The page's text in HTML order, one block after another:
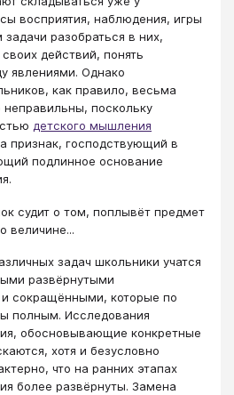
восприятия, наблюдения, игры
разобраться в них,
действий, понять
явлениями. Однако
как правило, весьма
поскольку
детского мышления
признак, господствующий в
подлинное основание
судит о том, поплывёт предмет
величине...
задач школьники учатся
развёрнутыми
сокращёнными, которые по
полным. Исследования
обосновывающие конкретные
хотя и безусловно
что на ранних этапах
более развёрнуты. Замена